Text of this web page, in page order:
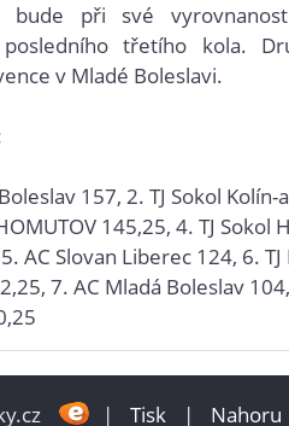
bude při své
třetího kola.
v Mladé Boleslavi.
157, 2. TJ Sokol
145,25, 4. TJ Sokol
AC Slovan Liberec 124, 6.
7. AC Mladá Boleslav
| Tisk | Nahoru